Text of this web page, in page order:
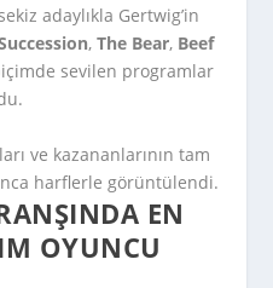
adaylıkla Gertwig’in
,The Bear, Beef
sevilen programlar
ve kazananlarının tam
harflerle görüntülendi.
EN
OYUNCU